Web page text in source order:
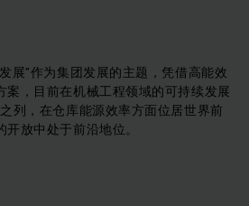
展”作为集团发展的主题，凭借高能效
案，目前在机械工程领域的可持续发展
列，在仓库能源效率方面位居世界前
放中处于前沿地位。